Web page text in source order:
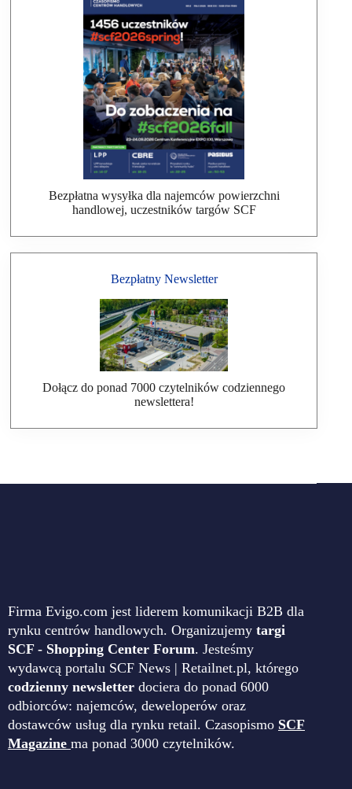
Bezpłatna wysyłka dla najemców powierzchni
handlowej, uczestników targów SCF
Bezpłatny Newsletter
Dołącz do ponad 7000 czytelników codziennego
newslettera!
Firma Evigo.com jest liderem komunikacji B2B dla
rynku centrów handlowych. Organizujemy targi
SCF - Shopping Center Forum. Jesteśmy
wydawcą portalu SCF News | Retailnet.pl, którego
codzienny newsletter dociera do ponad 6000
odbiorców: najemców, deweloperów oraz
dostawców usług dla rynku retail. Czasopismo SCF
Magazine ma ponad 3000 czytelników.